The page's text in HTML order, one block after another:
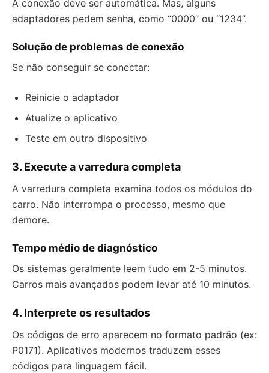
A conexão deve ser automática. Mas, alguns
adaptadores pedem senha, como “0000” ou “1234”.
Solução de problemas de conexão
Se não conseguir se conectar:
Reinicie o adaptador
Atualize o aplicativo
Teste em outro dispositivo
3. Execute a varredura completa
A varredura completa examina todos os módulos do
carro. Não interrompa o processo, mesmo que
demore.
Tempo médio de diagnóstico
Os sistemas geralmente leem tudo em 2-5 minutos.
Carros mais avançados podem levar até 10 minutos.
4. Interprete os resultados
Os códigos de erro aparecem no formato padrão (ex:
P0171). Aplicativos modernos traduzem esses
códigos para linguagem fácil.